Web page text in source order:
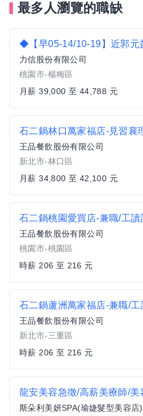
最多人瀏覽的職缺
力信股份有限公司
桃園市-楊梅區
月薪 39,000 至 44,788 元
石二鍋林口萬家福店-見習襄
王品餐飲股份有限公司
新北市-林口區
月薪 34,800 至 42,100 元
石二鍋桃園愛買店-兼職/工讀
王品餐飲股份有限公司
桃園市-桃園區
時薪 206 至 216 元
石二鍋蘆洲萬家福店-兼職/工
王品餐飲股份有限公司
新北市-三重區
時薪 206 至 216 元
龍安美容急徵/高薪美療師/美
斯朵利美妍SPA(瑜婕髮型美容店)